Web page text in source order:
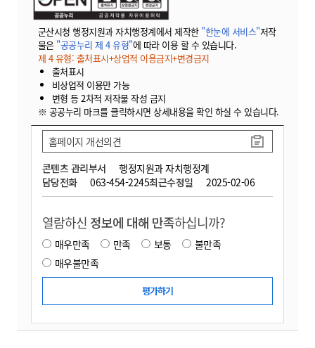
군산시청 행정지원과 자치행정계에서 제작한 "한눈에 서비스"저작
물은 "공공누리 제 4 유형"에 따라 이용 할 수 있습니다.
제 4 유형: 출처표시+상업적 이용금지+변경금지
출처표시
비상업적 이용만 가능
변형 등 2차적 저작물 작성 금지
※ 공공누리 마크를 클릭하시면 상세내용을 확인 하실 수 있습니다.
콘텐츠 관리부서
행정지원과 자치행정계
담당전화
063-454-2245최근수정일 2025-02-06
홈페이지 개선의견
열람하신 정보에 대해 만족하십니까?
매우만족 만족 보통
불만족
매우불만족